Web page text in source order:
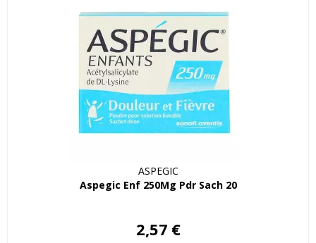
ASPEGIC
Aspegic Enf 250Mg Pdr Sach 20
2,57 €